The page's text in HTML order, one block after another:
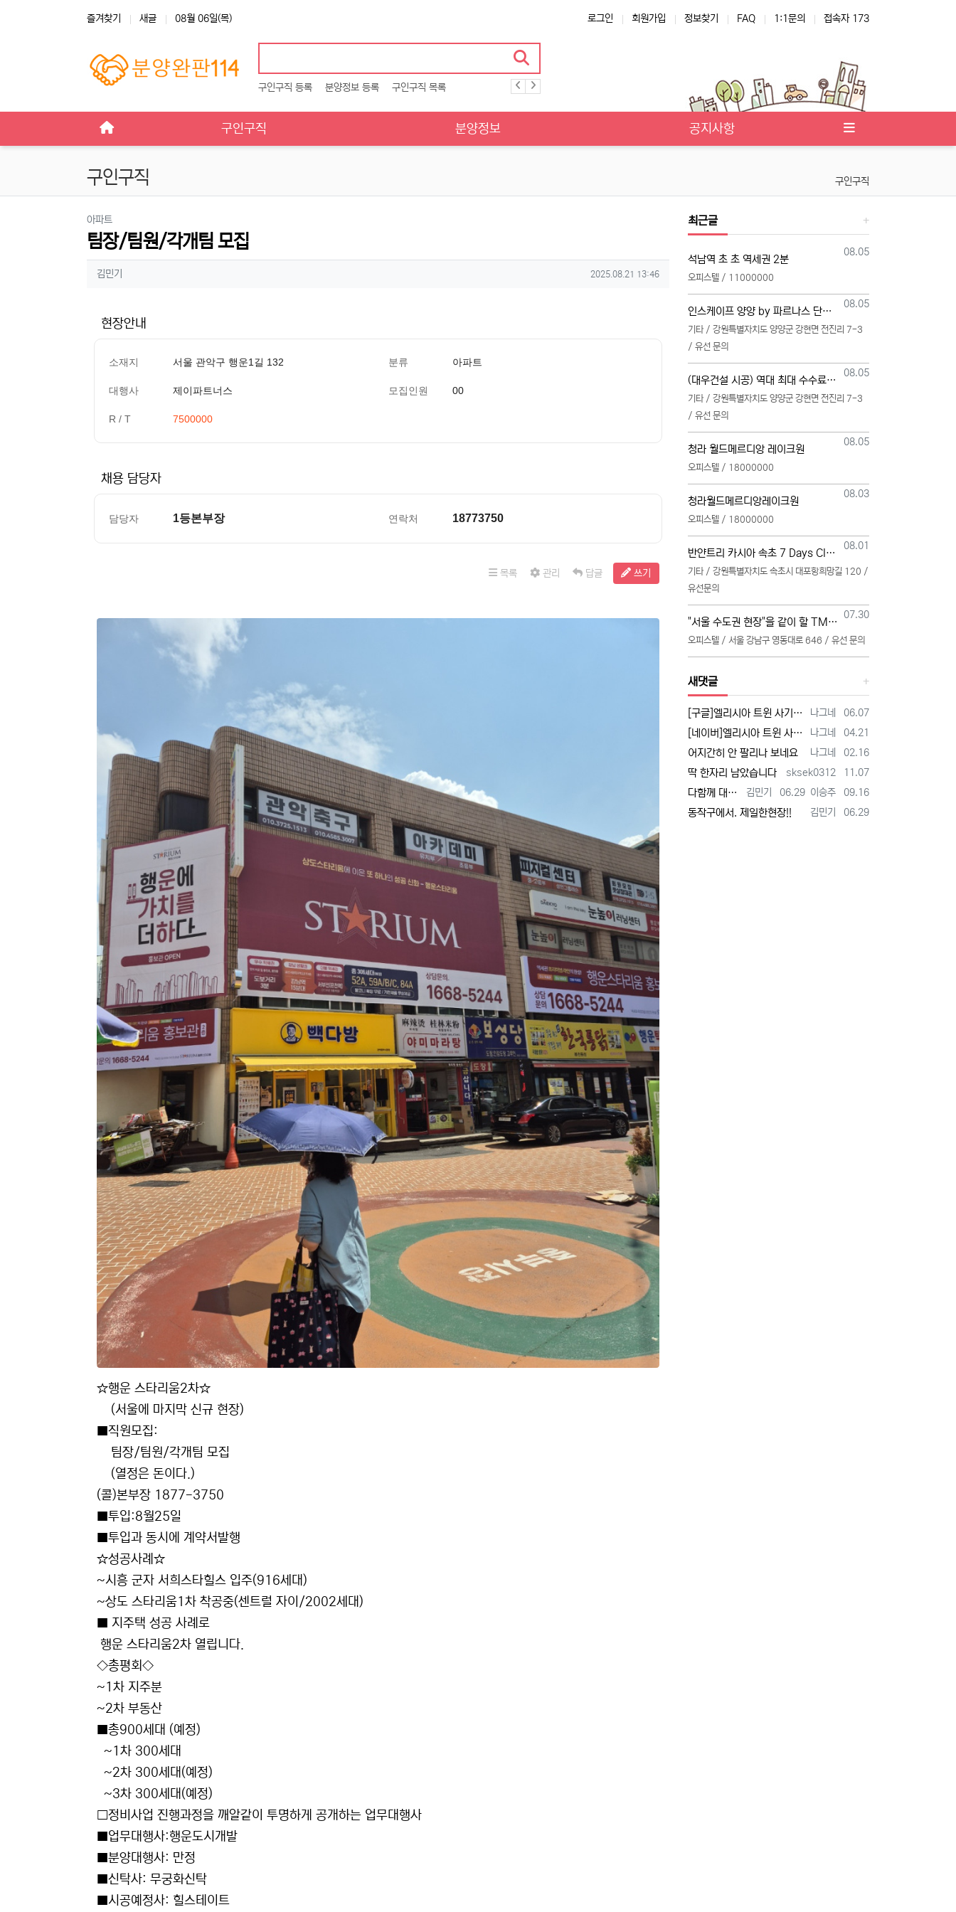
즐겨찾기 새글 08월 06일(목) 로그인 회원가입 정보찾기 FAQ 1:1문의 접속자 173
구인구직 등록 분양정보 등록 구인구직 목록
구인구직 분양정보 공지사항
구인구직 구인구직
아파트
팀장/팀원/각개팀 모집
작성자 정보
김민기 작성일
2025.08.21 13:46
현장안내
소재지 서울 관악구 행운1길 132 분류 아파트
대행사 제이파트너스 모집인원 00
R / T 7500000
채용 담당자
담당자 1등본부장 연락처 18773750
목록 관리 답글 쓰기
☆행운 스타리움2차☆
(서울에 마지막 신규 현장)
■직원모집:
팀장/팀원/각개팀 모집
(열정은 돈이다.)
(콜)본부장 1877-3750
■투입:8월25일
■투입과 동시에 계약서발행
☆성공사례☆
~시흥 군자 서희스타힐스 입주(916세대)
~상도 스타리움1차 착공중(센트럴 자이/2002세대)
■ 지주택 성공 사례로
행운 스타리움2차 열립니다.
◇총평회◇
~1차 지주분
~2차 부동산
■총900세대 (예정)
~1차 300세대
~2차 300세대(예정)
~3차 300세대(예정)
□정비사업 진행과정을 깨알같이 투명하게 공개하는 업무대행사
■업무대행사:행운도시개발
■분양대행사: 만정
■신탁사: 무궁화신탁
■시공예정사: 힐스테이트
최근글
등록일
08.05
석남역 초 초 역세권 2분
오피스텔 / 11000000
등록일
08.05
인스케이프 양양 by 파르나스 단일 본부 모집
기타 / 강원특별자치도 양양군 강현면 전진리 7-3
/ 유선 문의
등록일
08.05
(대우건설 시공) 역대 최대 수수료 지급, 단독 단일 영업본부 선착순 모집 (팀,팀원 개별문의 가능)
기타 / 강원특별자치도 양양군 강현면 전진리 7-3
/ 유선 문의
등록일
08.05
청라 월드메르디앙 레이크원
오피스텔 / 18000000
등록일
08.03
청라월드메르디앙레이크원
오피스텔 / 18000000
등록일
08.01
반얀트리 카시아 속초 7 Days Club OwnersMembership 분양직원 모집
기타 / 강원특별자치도 속초시 대포항희망길 120 /
유선문의
등록일
07.30
"서울 수도권 현장"을 같이 할 TM 총괄, 본부, 팀, 팀원 모집
오피스텔 / 서울 강남구 영동대로 646 / 유선 문의
새댓글
등록자
나그네 등록일
06.07
[구글]엘리시아 트윈 사기 - 검색
등록자
나그네 등록일
04.21
[네이버]엘리시아 트윈 사기 - 검색
등록자
나그네 등록일
02.16
어지간히 안 팔리나 보네요
등록자
sksek0312 등록일
11.07
딱 한자리 남았습니다
등록자
이승주 등록일
09.16
등록자
김민기 등록일
06.29
다함께 대박납니다.
등록자
김민기 등록일
06.29
동작구에서. 제일한현장!!